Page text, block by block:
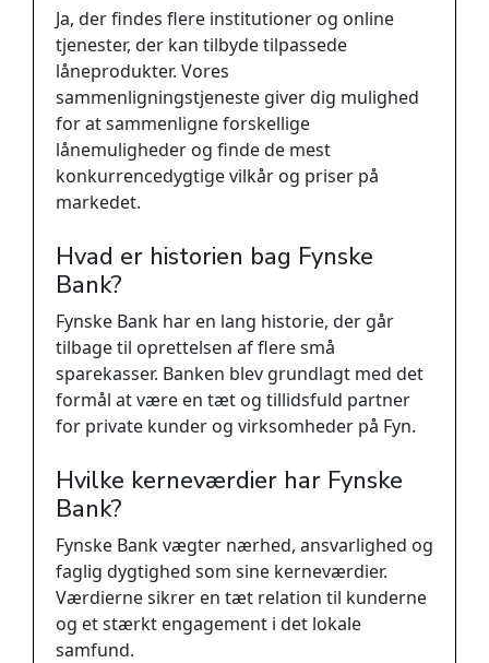
Ja, der findes flere institutioner og online
tjenester, der kan tilbyde tilpassede
låneprodukter. Vores
sammenligningstjeneste giver dig mulighed
for at sammenligne forskellige
lånemuligheder og finde de mest
konkurrencedygtige vilkår og priser på
markedet.
Hvad er historien bag Fynske
Bank?
Fynske Bank har en lang historie, der går
tilbage til oprettelsen af flere små
sparekasser. Banken blev grundlagt med det
formål at være en tæt og tillidsfuld partner
for private kunder og virksomheder på Fyn.
Hvilke kerneværdier har Fynske
Bank?
Fynske Bank vægter nærhed, ansvarlighed og
faglig dygtighed som sine kerneværdier.
Værdierne sikrer en tæt relation til kunderne
og et stærkt engagement i det lokale
samfund.